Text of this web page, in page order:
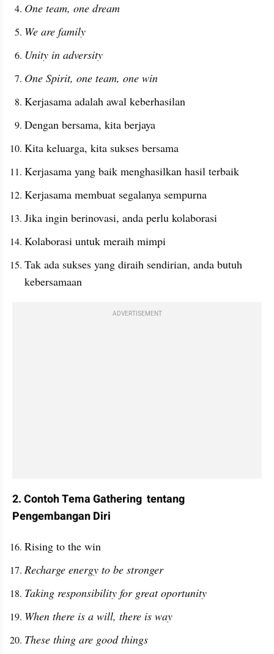
One team, one dream
We are family
Unity in adversity
One Spirit, one team, one win
Kerjasama adalah awal keberhasilan
Dengan bersama, kita berjaya
Kita keluarga, kita sukses bersama
Kerjasama yang baik menghasilkan hasil terbaik
Kerjasama membuat segalanya sempurna
Jika ingin berinovasi, anda perlu kolaborasi
Kolaborasi untuk meraih mimpi
Tak ada sukses yang diraih sendirian, anda butuh
kebersamaan
ADVERTISEMENT
2. Contoh Tema Gathering  tentang
Pengembangan Diri
Rising to the win
Recharge energy to be stronger
Taking responsibility for great oportunity
When there is a will, there is way
These thing are good things